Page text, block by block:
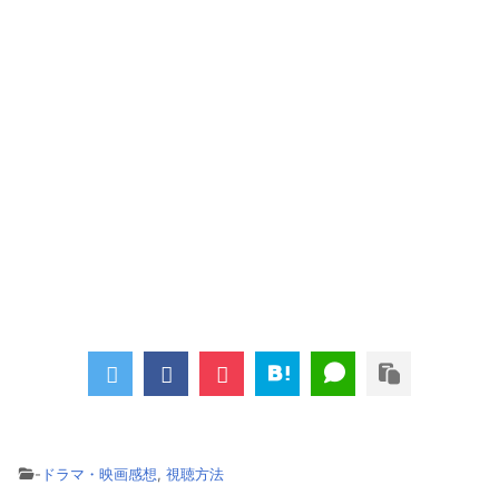
- ドラマ・映画感想,視聴方法